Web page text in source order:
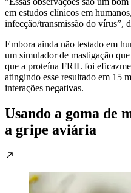
em estudos clínicos em
infecção/transmissão do vírus”,
Embora ainda não testado em
um simulador de mastigação
que a proteína FRIL foi
atingindo esse resultado em 15
interações negativas.
Usando a goma de
a gripe aviária